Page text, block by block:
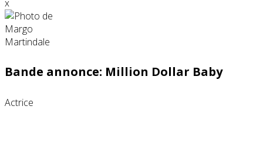
x
Bande annonce: Million Dollar Baby
Actrice